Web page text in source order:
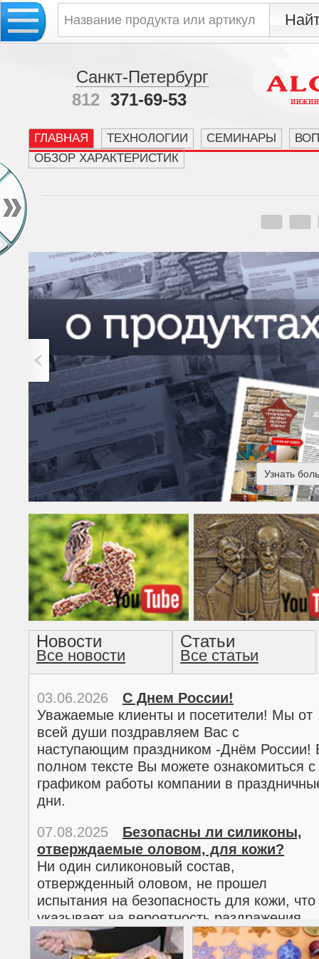
Санкт-Петербург
812 371-69-53
ГЛАВНАЯ ТЕХНОЛОГИИ СЕМИНАРЫ
ОБЗОР ХАРАКТЕРИСТИК
Узнать
Американская готика -
прочтение методом
Новости
Все новости
Статьи
Все статьи
03.06.2026
С Днем России!
Уважаемые клиенты и посетители! Мы от
всей души поздравляем Вас с
наступающим праздником -Днём России!
полном тексте Вы можете ознакомиться с
графиком работы компании в
дни.
02.03.2026
С 8 марта!
Дорогие женщины!
Поздравляем Вас с наступающим
Международным женским днем 8 марта!
полном тексте можно ознакомиться с
графиком работы компании в
07.08.2025
Безопасны ли силиконы,
отверждаемые оловом, для кожи?
Ни один силиконовый состав,
отвержденный оловом, не прошел
испытания на безопасность для кожи, что
указывает на вероятность раздражения
кожи.